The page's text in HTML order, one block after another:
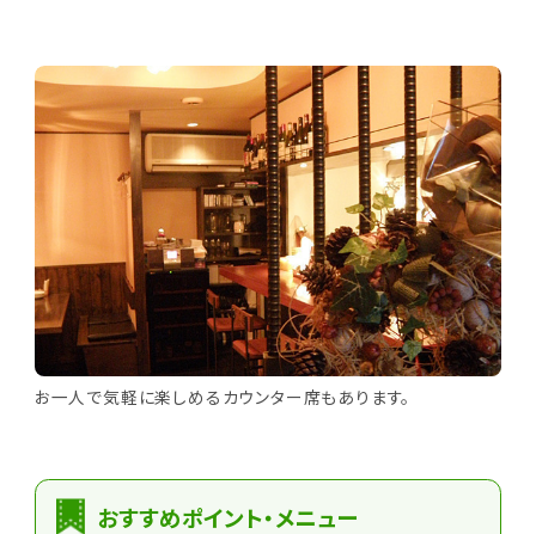
お一人で気軽に楽しめるカウンター席もあります。
おすすめポイント・メニュー